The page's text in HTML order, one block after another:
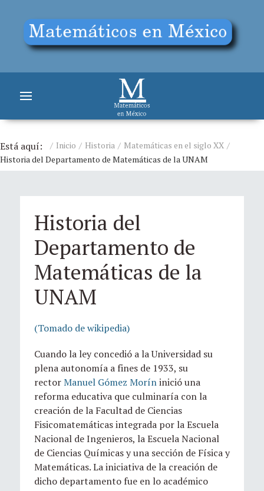
Está aquí: Inicio Historia
Matemáticas en el siglo XX
Historia del Departamento de Matemáticas de la UNAM
Historia del
Departamento de
Matemáticas de la
UNAM
(Tomado de wikipedia)
Cuando la ley concedió a la Universidad su
plena autonomía a fines de 1933, su
rectorManuel Gómez Moríninició una
reforma educativa que culminaría con la
creación de la Facultad de Ciencias
Fisicomatemáticas integrada por la Escuela
Nacional de Ingenieros, la Escuela Nacional
de Ciencias Químicas y una sección de Física y
Matemáticas. La iniciativa de la creación de
dicho departamento fue en lo académico